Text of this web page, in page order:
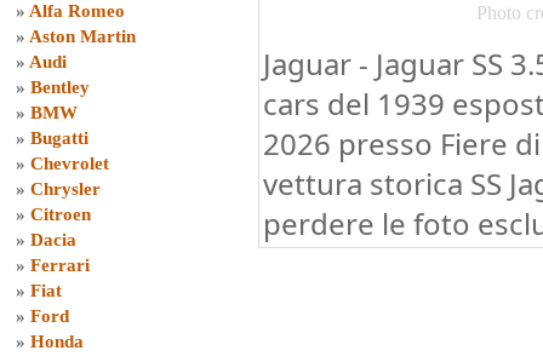
» Alfa Romeo
» Aston Martin
» Audi
» Bentley
» BMW
» Bugatti
» Chevrolet
» Chrysler
» Citroen
» Dacia
» Ferrari
» Fiat
» Ford
» Honda
Photo
Jaguar - Jaguar SS
cars del 1939
2026 presso Fiere
vettura storica SS
perdere le foto